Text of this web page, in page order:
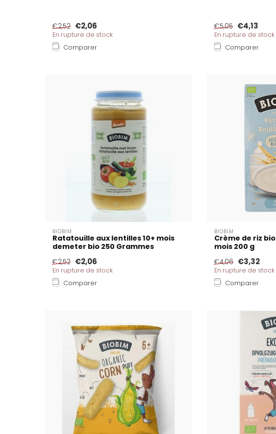
€2,52 €2,06
En rupture de stock
Comparer
€5,05 €4,13
En rupture de stock
Comparer
BIOBIM
Ratatouille aux lentilles 10+ mois
demeter bio 250 Grammes
€2,52 €2,06
En rupture de stock
Comparer
BIOBIM
Crème de riz
mois 200 g
€4,06 €3,32
En rupture de stock
Comparer